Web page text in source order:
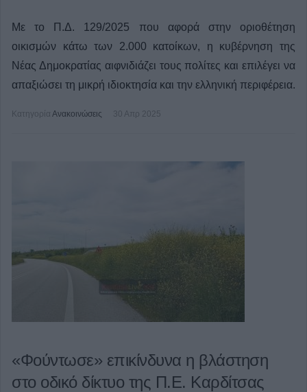
Με το Π.Δ. 129/2025 που αφορά στην οριοθέτηση
οικισμών κάτω των 2.000 κατοίκων, η κυβέρνηση της
Νέας Δημοκρατίας αιφνιδιάζει τους πολίτες και επιλέγει να
απαξιώσει τη μικρή ιδιοκτησία και την ελληνική περιφέρεια.
Κατηγορία Ανακοινώσεις 30 Απρ 2025
«Φούντωσε» επικίνδυνα η βλάστηση
στο οδικό δίκτυο της Π.Ε. Καρδίτσας